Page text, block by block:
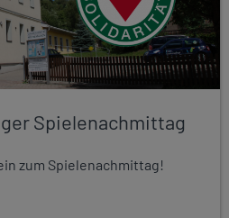
Spielenachmittag
zum Spielenachmittag!